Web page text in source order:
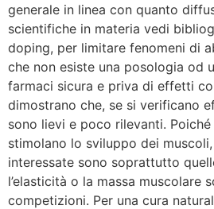
generale in linea con quanto
scientifiche in materia vedi
doping, per limitare fenomeni di
che non esiste una posologia od
farmaci sicura e priva di effetti
dimostrano che, se si verificano
sono lievi e poco rilevanti.
stimolano lo sviluppo dei
interessate sono soprattutto
l’elasticità o la massa muscolare
competizioni. Per una cura